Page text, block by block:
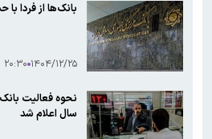
بانک‌ها از فردا
۱۴۰۴/۱۲/۲۵ ۲۰:۳۰
نحوه فعالیت
سال اعلام شد